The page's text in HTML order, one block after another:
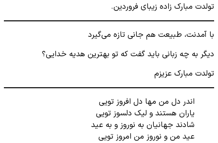
تولدت مبارک زاده زیبای فروردین.
با آمدنت، طبیعت هم جانی تازه می‌گیرد
دیگر به چه زبانی باید گفت که تو بهترین هدیه خدایی؟
تولدت مبارک عزیزم
اندر دل من مها دل افروز تویی
یاران هستند و لیک دلسوز تویی
شادند جهانیان به نوروز و به عید
عید من و نوروز من امروز تویی